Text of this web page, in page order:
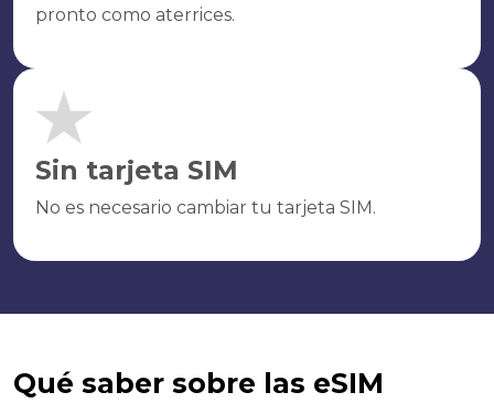
pronto como aterrices.
Sin tarjeta SIM
No es necesario cambiar tu tarjeta SIM.
Qué saber sobre las eSIM